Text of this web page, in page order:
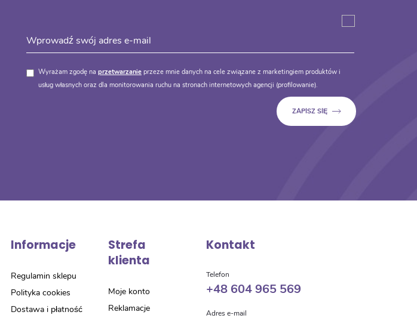
Wyrażam zgodę na przetwarzanie przeze mnie danych na cele związane z marketingiem produktów i
usług własnych oraz dla monitorowania ruchu na stronach internetowych agencji (profilowanie).
Informacje
Regulamin sklepu
Polityka cookies
Dostawa i płatność
Strefa
klienta
Moje konto
Reklamacje
Kontakt
Telefon
+48 604 965 569
Adres e-mail